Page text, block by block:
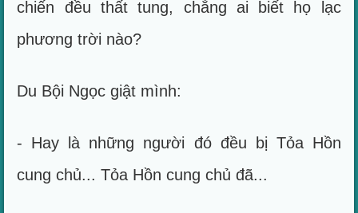
chiến đều thất tung, chẳng ai biết họ lạc
phương trời nào?
Du Bội Ngọc giật mình:
- Hay là những người đó đều bị Tỏa Hồn
cung chủ... Tỏa Hồn cung chủ đã...